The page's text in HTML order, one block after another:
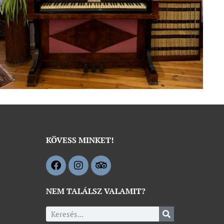
KÖVESS MINKET!
NEM TALÁLSZ VALAMIT?